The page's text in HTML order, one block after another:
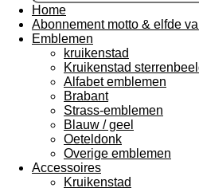
Home
Abonnement motto & elfde
Emblemen
kruikenstad
Kruikenstad
Alfabet emblemen
Brabant
Strass-emblemen
Blauw / geel
Oeteldonk
Overige emblemen
Accessoires
Kruikenstad